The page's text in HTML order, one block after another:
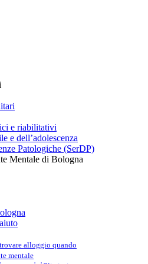
e riabilitativi
e dell’adolescenza
Patologiche (SerDP)
Mentale di Bologna
alloggio quando
mentale